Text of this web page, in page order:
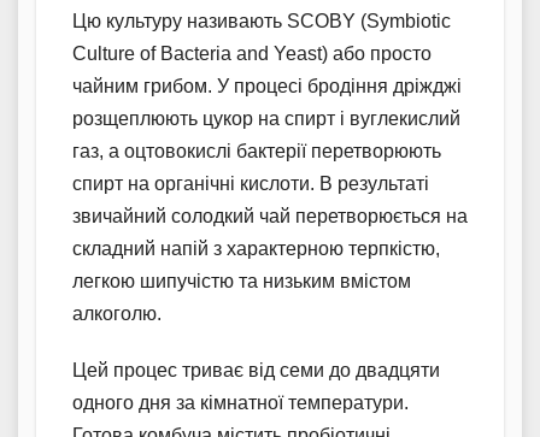
Цю культуру називають SCOBY (Symbiotic
Culture of Bacteria and Yeast) або просто
чайним грибом. У процесі бродіння дріжджі
розщеплюють цукор на спирт і вуглекислий
газ, а оцтовокислі бактерії перетворюють
спирт на органічні кислоти. В результаті
звичайний солодкий чай перетворюється на
складний напій з характерною терпкістю,
легкою шипучістю та низьким вмістом
алкоголю.
Цей процес триває від семи до двадцяти
одного дня за кімнатної температури.